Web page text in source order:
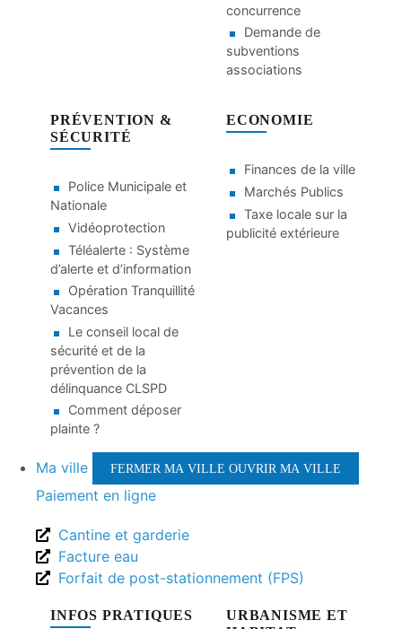
concurrence
Demande de
subventions
associations
PRÉVENTION &
SÉCURITÉ
Police Municipale et
Nationale
Vidéoprotection
Téléalerte : Système
d’alerte et d’information
Opération Tranquillité
Vacances
Le conseil local de
sécurité et de la
prévention de la
délinquance CLSPD
Comment déposer
plainte ?
ECONOMIE
Finances de la ville
Marchés Publics
Taxe locale sur la
publicité extérieure
Ma ville FERMER MA VILLE OUVRIR MA VILLE
Paiement en ligne
Cantine et garderie
Facture eau
Forfait de post-stationnement (FPS)
INFOS PRATIQUES
URBANISME ET